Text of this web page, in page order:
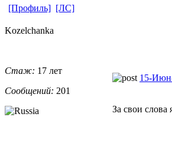
[Профиль] [ЛС]
Kozelchanka
Стаж: 17 лет
Сообщений: 201
15-
За свои